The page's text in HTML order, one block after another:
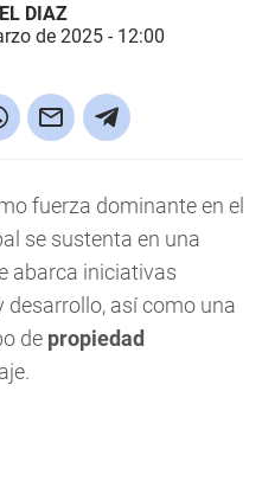
DIAZ
de 2025 - 12:00
fuerza dominante en el
se sustenta en una
abarca iniciativas
desarrollo, así como una
de propiedad